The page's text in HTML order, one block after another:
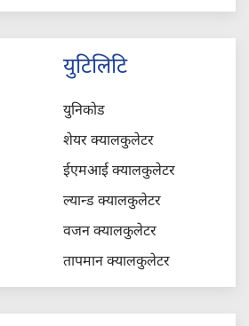
युटिलिटि
युनिकोड
शेयर क्यालकुलेटर
ईएमआई क्यालकुलेटर
ल्यान्ड क्यालकुलेटर
वजन क्यालकुलेटर
तापमान क्यालकुलेटर